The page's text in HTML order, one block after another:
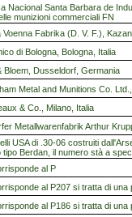
Nacional Santa Barbara de
munizioni commerciali FN
Voenna Fabrika (D. V. F.),
di Bologna, Bologna, Italia
Bloem, Dusseldorf, Germania
Metal and Munitions Co.
& Co., Milano, Italia
Metallwarenfabrik Arthur
USA di .30-06 costruiti
tipo Berdan, il numero stà a
al P
al P207 si tratta di una
al P186 si tratta di una